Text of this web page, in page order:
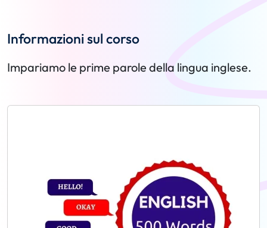
Informazioni sul corso
Impariamo le prime parole della lingua inglese.